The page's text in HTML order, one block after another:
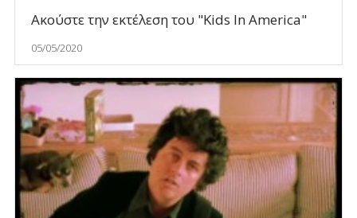
Ακούστε την εκτέλεση του "Kids Ιn America"
05/05/2020